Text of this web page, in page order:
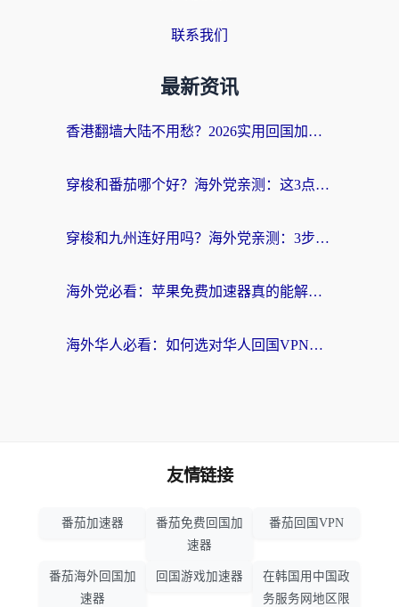
联系我们
最新资讯
香港翻墙大陆不用愁？2026实用回国加速器指南：从选到用一步到位
穿梭和番茄哪个好？海外党亲测：这3点帮你选对回国加速器
穿梭和九州连好用吗？海外党亲测：3步选对回国加速器，无缝刷国内剧玩国服
海外党必看：苹果免费加速器真的能解决回国访问难题吗？附实测对比与全平台方案
海外华人必看：如何选对华人回国VPN，无缝刷国内剧、玩手游？
友情链接
番茄加速器
番茄免费回国加
速器
番茄回国VPN
番茄海外回国加
速器
回国游戏加速器
在韩国用中国政
务服务网地区限